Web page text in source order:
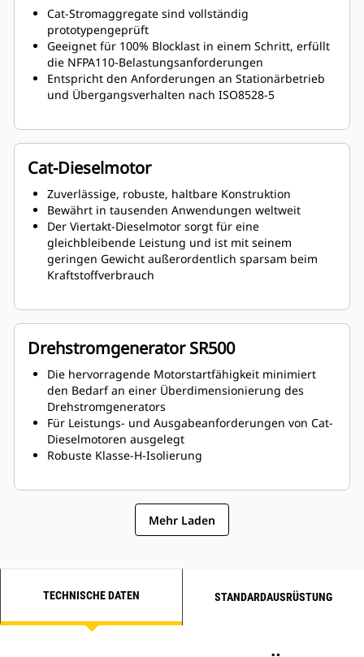
Cat-Stromaggregate sind vollständig
prototypengeprüft
Geeignet für 100% Blocklast in einem Schritt, erfüllt
die NFPA110-Belastungsanforderungen
Entspricht den Anforderungen an Stationärbetrieb
und Übergangsverhalten nach ISO8528-5
Cat-Dieselmotor
Zuverlässige, robuste, haltbare Konstruktion
Bewährt in tausenden Anwendungen weltweit
Der Viertakt-Dieselmotor sorgt für eine
gleichbleibende Leistung und ist mit seinem
geringen Gewicht außerordentlich sparsam beim
Kraftstoffverbrauch
Drehstromgenerator SR500
Die hervorragende Motorstartfähigkeit minimiert
den Bedarf an einer Überdimensionierung des
Drehstromgenerators
Für Leistungs- und Ausgabeanforderungen von Cat-
Dieselmotoren ausgelegt
Robuste Klasse-H-Isolierung
Mehr Laden
TECHNISCHE DATEN STANDARDAUSRÜSTUNG